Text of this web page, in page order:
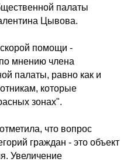
палаты
Цывова.
помощи -
мнению члена
палаты, равно как и
которые
зонах".
что вопрос
граждан - это объект
Увеличение